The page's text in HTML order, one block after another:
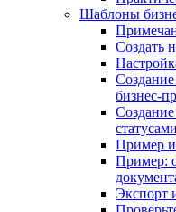
Шаблоны
Создать
бизнес-
статусами
Пример
Пример:
Экспорт